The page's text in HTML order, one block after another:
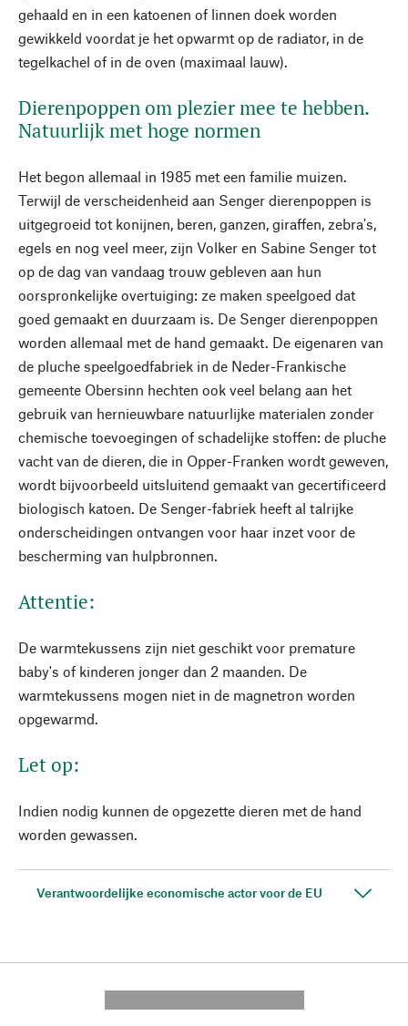
gehaald en in een katoenen of linnen doek worden
gewikkeld voordat je het opwarmt op de radiator, in de
tegelkachel of in de oven (maximaal lauw).
Dierenpoppen om plezier mee te hebben.
Natuurlijk met hoge normen
Het begon allemaal in 1985 met een familie muizen.
Terwijl de verscheidenheid aan Senger dierenpoppen is
uitgegroeid tot konijnen, beren, ganzen, giraffen, zebra's,
egels en nog veel meer, zijn Volker en Sabine Senger tot
op de dag van vandaag trouw gebleven aan hun
oorspronkelijke overtuiging: ze maken speelgoed dat
goed gemaakt en duurzaam is. De Senger dierenpoppen
worden allemaal met de hand gemaakt. De eigenaren van
de pluche speelgoedfabriek in de Neder-Frankische
gemeente Obersinn hechten ook veel belang aan het
gebruik van hernieuwbare natuurlijke materialen zonder
chemische toevoegingen of schadelijke stoffen: de pluche
vacht van de dieren, die in Opper-Franken wordt geweven,
wordt bijvoorbeeld uitsluitend gemaakt van gecertificeerd
biologisch katoen. De Senger-fabriek heeft al talrijke
onderscheidingen ontvangen voor haar inzet voor de
bescherming van hulpbronnen.
Attentie:
De warmtekussens zijn niet geschikt voor premature
baby's of kinderen jonger dan 2 maanden. De
warmtekussens mogen niet in de magnetron worden
opgewarmd.
Let op:
Indien nodig kunnen de opgezette dieren met de hand
worden gewassen.
Verantwoordelijke economische actor voor de EU